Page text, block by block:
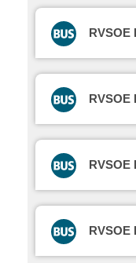
RVSOE
RVSOE
RVSOE
RVSOE